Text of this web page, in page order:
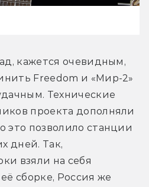
кажется очевидным,
Freedom и «Мир-2»
Технические
проекта дополняли
это позволило станции
дней. Так,
взяли на себя
сборке, Россия же